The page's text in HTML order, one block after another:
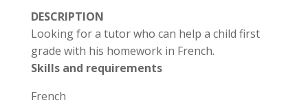
DESCRIPTION
Looking for a tutor who can help a child first
grade with his homework in French.
Skills and requirements
French